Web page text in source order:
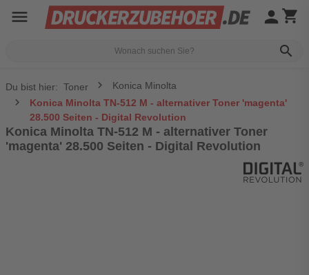
menu
search
person shopping_cart
Du bist hier: Toner
Konica Minolta
Konica Minolta TN-512 M - alternativer Toner 'magenta'
28.500 Seiten - Digital Revolution
Konica Minolta TN-512 M - alternativer Toner
'magenta' 28.500 Seiten - Digital Revolution